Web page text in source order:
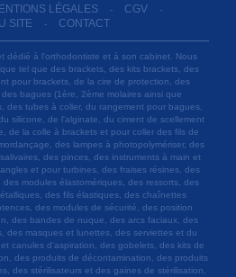
LÉGALES - CGV -
SITE - CONTACT
dédié à l'orthodontiste et à son cabinet. Nous
tel que des brackets, des kits brackets, des
pour brackets, de la cire de protection, des
bagues (1ère, 2ème molaires ainsi que
des tubes à coller, du rangement pour bagues,
silicone, de l'alginate, du ciment de scellement
de la colle à brackets et pour coller des fils de
des lampes à photopolymériser, des
des pinces, des instruments à main et
et pour turbines, des fraises résines, des
modules élastomériques, des ressorts, des
des fils élastiques, des chaînettes
des modules de sécurité, des position
des bandes de nuque, des arcs faciaux, des
des masques et lunettes, des serviettes et du
canules d'aspiration, des gobelets, des kits de
des produits de décontamination, des produits
des stérilisateurs et des gaines de stérilisation,